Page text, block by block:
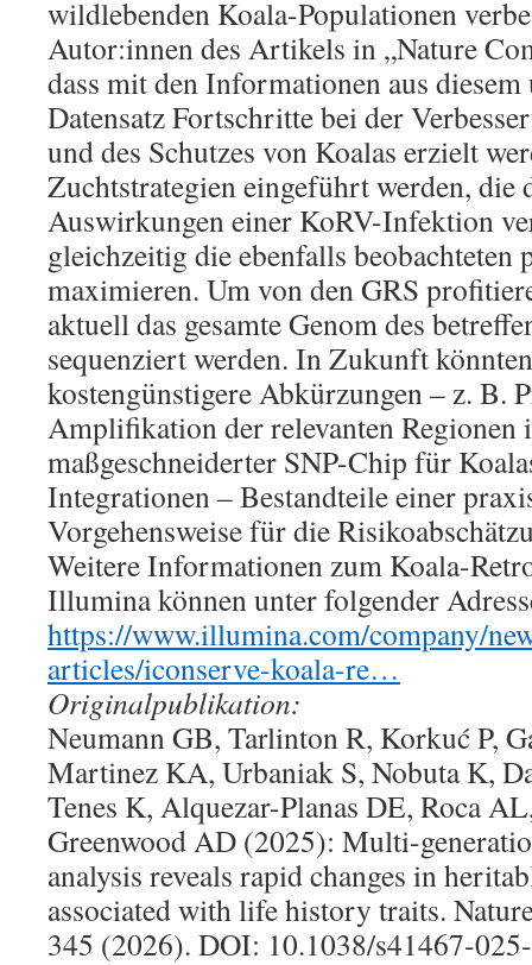
wildlebenden Koala-Populationen
Autor:innen des Artikels in „Nature
dass mit den Informationen aus
Datensatz Fortschritte bei der
und des Schutzes von Koalas erzielt
Zuchtstrategien eingeführt werden, die
Auswirkungen einer KoRV-Infektion
gleichzeitig die ebenfalls beobachteten
maximieren. Um von den GRS
aktuell das gesamte Genom des
sequenziert werden. In Zukunft
kostengünstigere Abkürzungen – z. B.
Amplifikation der relevanten Regionen
maßgeschneiderter SNP-Chip für
Integrationen – Bestandteile einer
Vorgehensweise für die
Weitere Informationen zum Koala-
Illumina können unter folgender
https://www.illumina.com/company/
articles/iconserve-koala-re…
Originalpublikation:
Neumann GB, Tarlinton R, Korkuć P,
Martinez KA, Urbaniak S, Nobuta K,
Tenes K, Alquezar-Planas DE, Roca
Greenwood AD (2025): Multi-
analysis reveals rapid changes in
associated with life history traits.
345 (2026). DOI: 10.1038/s41467-